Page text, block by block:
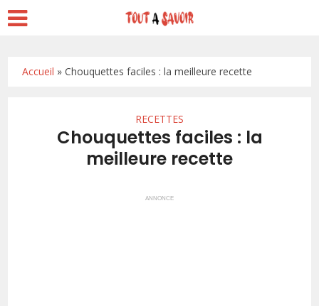
Accueil »Chouquettes faciles : la meilleure recette
RECETTES
Chouquettes faciles : la
meilleure recette
ANNONCE